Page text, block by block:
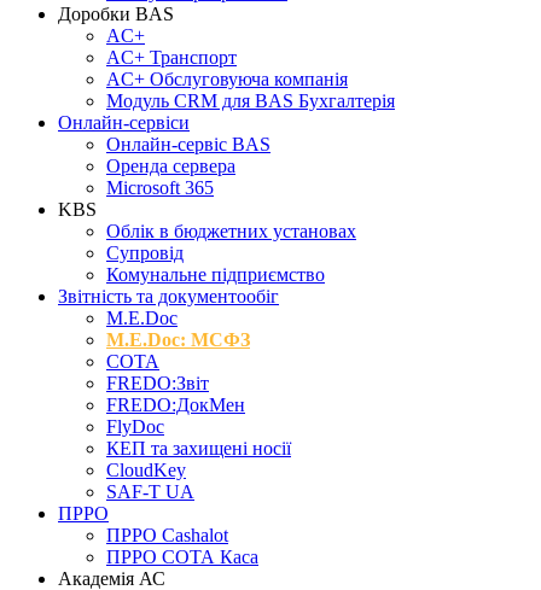
Доробки BAS
AC+
AC+ Транспорт
AC+ Обслуговуюча компанія
Модуль CRM для BAS Бухгалтерія
Онлайн-сервіси
Онлайн-сервіс BAS
Оренда сервера
Microsoft 365
KBS
Облік в бюджетних установах
Супровід
Комунальне підприємство
Звітність та документообіг
M.Е.Doc
M.E.Doc: МСФЗ
СОТА
FREDO:Звіт
FREDO:ДокМен
FlyDoc
КЕП та захищені носії
CloudKey
SAF-T UA
ПРРО
ПРРО Cashalot
ПРРО СОТА Каса
Академія АС